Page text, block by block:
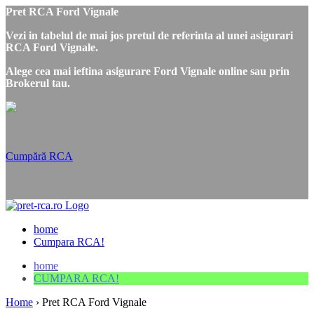
Pret RCA Ford Vignale
Vezi in tabelul de mai jos pretul de referinta al unei asigurari
RCA Ford Vignale.
Alege cea mai ieftina asigurare Ford Vignale online sau prin
Brokerul tau.
Cumpără RCA
home
Cumpara RCA!
home
CUMPARA RCA!
Home › Pret RCA Ford Vignale